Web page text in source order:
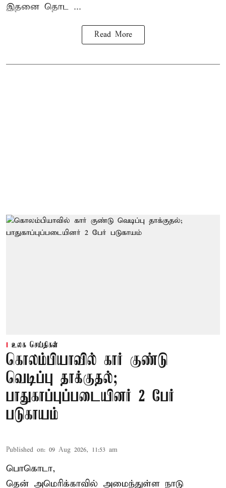
இதனை தொட ...
Read More
உலக செய்திகள்
கொலம்பியாவில் கார் குண்டு
வெடிப்பு தாக்குதல்;
பாதுகாப்புப்படையினர் 2 பேர்
படுகாயம்
Published on: 09 Aug 2026, 11:53 am
பொகொடா,
தென் அமெரிக்காவில் அமைந்துள்ள நாடு